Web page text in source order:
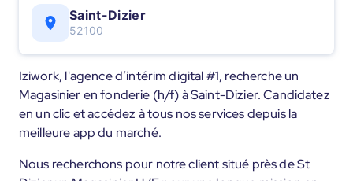
Saint-Dizier
52100
Iziwork, l'agence d’intérim digital #1, recherche un
Magasinier en fonderie (h/f) à Saint-Dizier. Candidatez
en un clic et accédez à tous nos services depuis la
meilleure app du marché.
Nous recherchons pour notre client situé près de St